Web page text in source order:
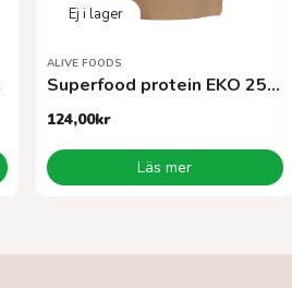
ALIVE FOODS
Superfood protein EKO 250g
124,00kr
Läs mer